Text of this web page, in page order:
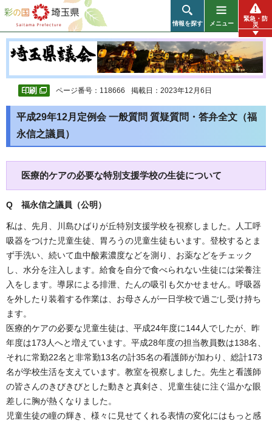
彩の国 埼玉県
情報を探す メニュー
緊急・防
災
ページ番号：118666 掲載日：2023年12月6日
平成29年12月定例会 一般質問 質疑質問・答弁全文（福
永信之議員）
医療的ケアの必要な特別支援学校の生徒について
Q 福永信之議員（公明 ）
私は、先月、川島ひばりが丘特別支援学校を視察しました。人工呼
吸器をつけた児童生徒、胃ろうの児童生徒もいます。登校するとま
ず手洗い、続いて血中酸素濃度などを測り、お薬などをチェック
し、水分を注入します。給食を自分で食べられない生徒には栄養注
入をします。導尿による排泄、たんの吸引も欠かせません。呼吸器
を外したり装着する作業は、お母さんが一日学校で過ごし受け持ち
ます。
医療的ケアの必要な児童生徒は、平成24年度に144人でしたが、昨
年度は173人へと増えています。平成28年度の担当教員数は138名、
それに常勤22名と非常勤13名の計35名の看護師が加わり、総計173
名が学校生活を支えています。教室を視察しました。先生と看護師
の皆さんのきびきびとした動きと真剣さ、児童生徒に注ぐ温かな眼
差しに胸が熱くなりました。
児童生徒の瞳の輝き、様々に見せてくれる表情の変化にはもっと感